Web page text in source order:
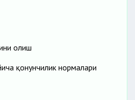
олиш
қонунчилик нормалари